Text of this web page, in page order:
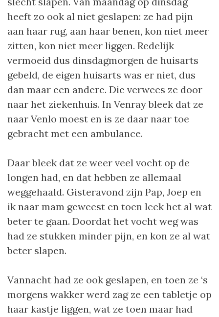
heeft zo ook al niet geslapen: ze had pijn
aan haar rug, aan haar benen, kon niet meer
zitten, kon niet meer liggen. Redelijk
vermoeid dus dinsdagmorgen de huisarts
gebeld, de eigen huisarts was er niet, dus
dan maar een andere. Die verwees ze door
naar het ziekenhuis. In Venray bleek dat ze
naar Venlo moest en is ze daar naar toe
gebracht met een ambulance.
Daar bleek dat ze weer veel vocht op de
longen had, en dat hebben ze allemaal
weggehaald. Gisteravond zijn Pap, Joep en
ik naar mam geweest en toen leek het al wat
beter te gaan. Doordat het vocht weg was
had ze stukken minder pijn, en kon ze al wat
beter slapen.
Vannacht had ze ook geslapen, en toen ze ‘s
morgens wakker werd zag ze een tabletje op
haar kastje liggen, wat ze toen maar had